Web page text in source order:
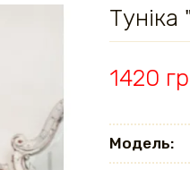
Туніка
1420
Модель: